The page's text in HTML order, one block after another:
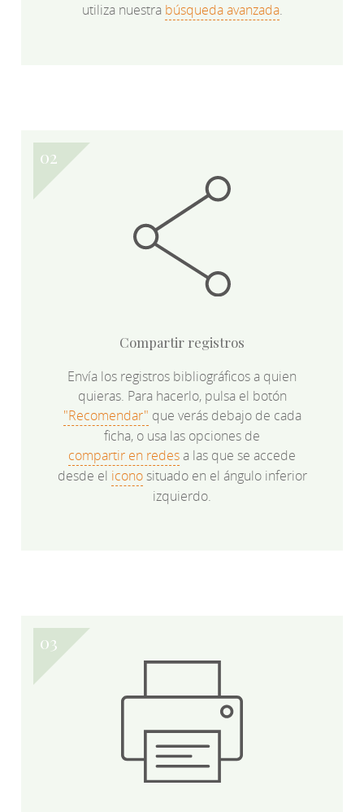
utiliza nuestra búsqueda avanzada.
Compartir registros
Envía los registros bibliográficos a quien
quieras. Para hacerlo, pulsa el botón
"Recomendar" que verás debajo de cada
ficha, o usa las opciones de
compartir en redesa las que se accede
desde el iconosituado en el ángulo inferior
izquierdo.